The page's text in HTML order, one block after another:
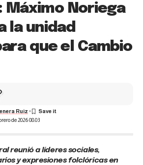
Máximo Noriega
la unidad
que el Cambio
de 2026 08:03
Ruiz
reunió a líderes sociales,
y expresiones folclóricas en